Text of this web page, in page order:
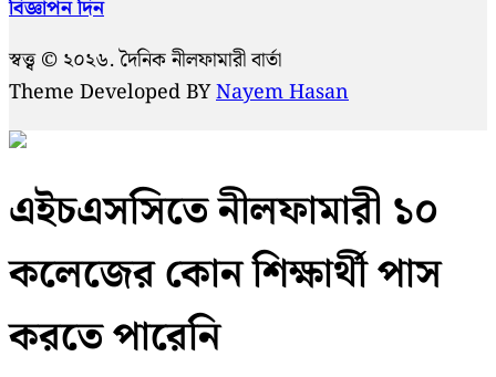
বিজ্ঞাপন দিন
স্বত্ত্ব © ২০২৬. দৈনিক নীলফামারী বার্তা
Theme Developed BYNayem Hasan
এইচএসসিতে নীলফামারী ১০
কলেজের কোন শিক্ষার্থী পাস
করতে পারেনি